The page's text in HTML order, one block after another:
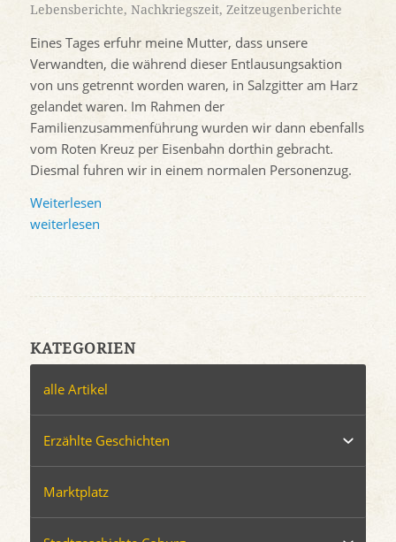
Lebensberichte, Nachkriegszeit, Zeitzeugenberichte
Eines Tages erfuhr meine Mutter, dass unsere
Verwandten, die während dieser Entlausungsaktion
von uns getrennt worden waren, in Salzgitter am Harz
gelandet waren. Im Rahmen der
Familienzusammenführung wurden wir dann ebenfalls
vom Roten Kreuz per Eisenbahn dorthin gebracht.
Diesmal fuhren wir in einem normalen Personenzug.
Weiterlesen
weiterlesen
KATEGORIEN
alle Artikel
Erzählte Geschichten
Marktplatz